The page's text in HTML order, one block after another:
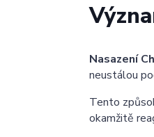
Nasazení
neustálou
Tento
okamžitě